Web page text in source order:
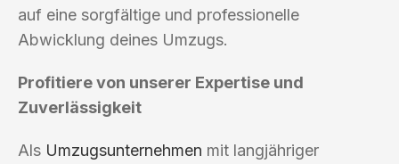
auf eine sorgfältige und professionelle
Abwicklung deines Umzugs.
Profitiere von unserer Expertise und
Zuverlässigkeit
Als Umzugsunternehmen mit langjähriger